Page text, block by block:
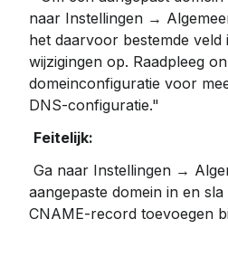
naar Instellingen →
het daarvoor bestemde veld
wijzigingen op. Raadpleeg
domeinconfiguratie voor
DNS-configuratie."
Feitelijk:
aangepaste domein in en
CNAME-record toevoegen